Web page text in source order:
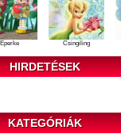
Eperke Csingiling
HIRDETÉSEK
KATEGÓRIÁK